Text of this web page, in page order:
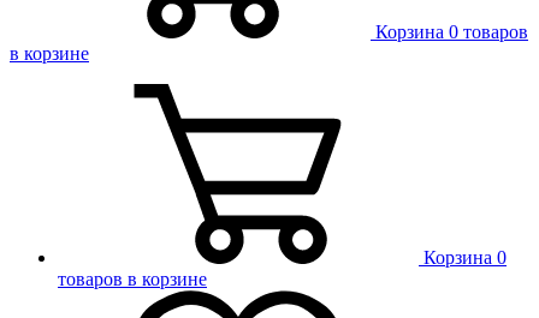
Корзина 0 товаров
в корзине
Корзина 0
товаров в корзине